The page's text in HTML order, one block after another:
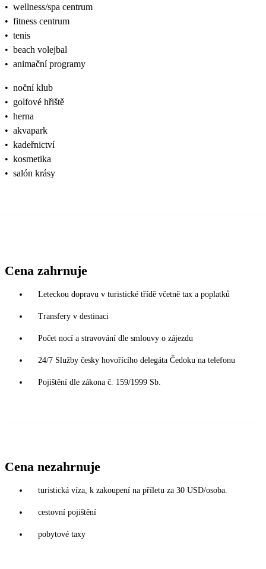
• wellness/spa centrum
• fitness centrum
• tenis
• beach volejbal
• animační programy
• noční klub
• golfové hřiště
• herna
• akvapark
• kadeřnictví
• kosmetika
• salón krásy
Cena zahrnuje
Leteckou dopravu v turistické třídě včetně tax a poplatků
Transfery v destinaci
Počet nocí a stravování dle smlouvy o zájezdu
24/7 Služby česky hovořícího delegáta Čedoku na telefonu
Pojištění dle zákona č. 159/1999 Sb.
Cena nezahrnuje
turistická víza, k zakoupení na příletu za 30 USD/osoba.
cestovní pojištění
pobytové taxy